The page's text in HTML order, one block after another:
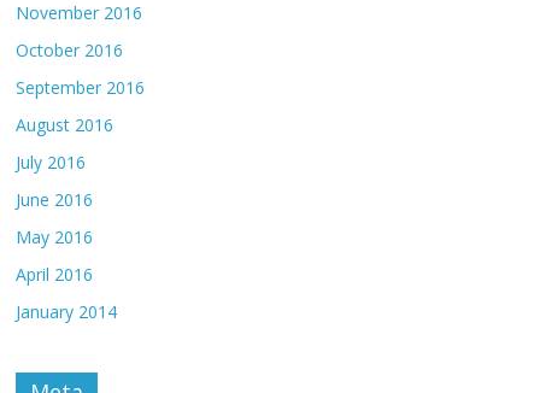
November 2016
October 2016
September 2016
August 2016
July 2016
June 2016
May 2016
April 2016
January 2014